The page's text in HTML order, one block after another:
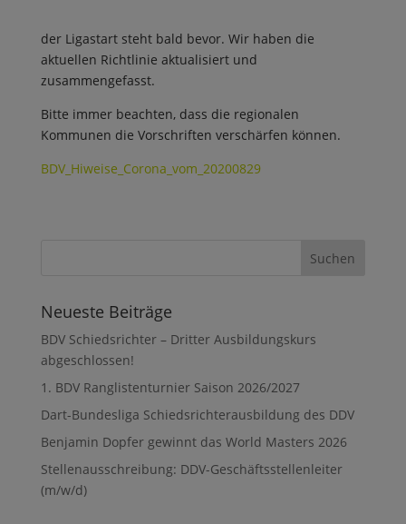
der Ligastart steht bald bevor. Wir haben die
aktuellen Richtlinie aktualisiert und
zusammengefasst.
Bitte immer beachten, dass die regionalen
Kommunen die Vorschriften verschärfen können.
BDV_Hiweise_Corona_vom_20200829
Neueste Beiträge
BDV Schiedsrichter – Dritter Ausbildungskurs
abgeschlossen!
1. BDV Ranglistenturnier Saison 2026/2027
Dart-Bundesliga Schiedsrichterausbildung des DDV
Benjamin Dopfer gewinnt das World Masters 2026
Stellenausschreibung: DDV-Geschäftsstellenleiter
(m/w/d)